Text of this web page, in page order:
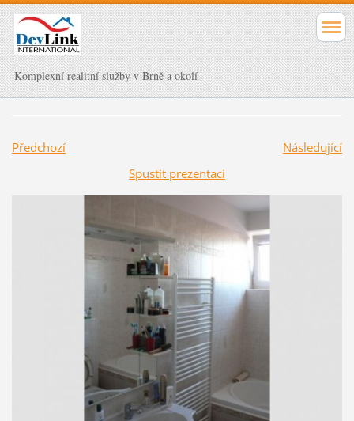
Komplexní realitní služby v Brně a okolí
Předchozí
Následující
Spustit prezentaci